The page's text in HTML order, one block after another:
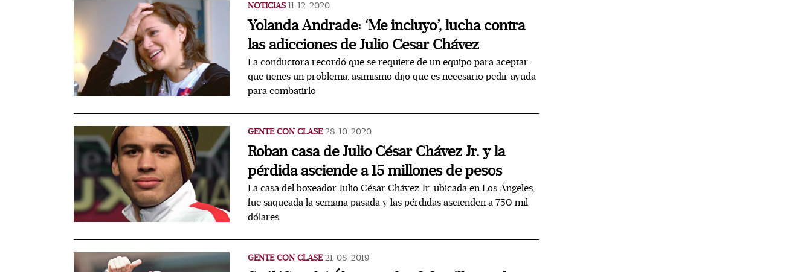
NOTICIAS 11/12/2020
Yolanda Andrade: ‘Me incluyo’, lucha contra
las adicciones de Julio Cesar Chávez
La conductora recordó que se requiere de un equipo para aceptar
que tienes un problema, asimismo dijo que es necesario pedir ayuda
para combatirlo
GENTE CON CLASE 28/10/2020
Roban casa de Julio César Chávez Jr. y la
pérdida asciende a 15 millones de pesos
La casa del boxeador Julio César Chávez Jr. ubicada en Los Ángeles,
fue saqueada la semana pasada y las pérdidas ascienden a 750 mil
dólares
GENTE CON CLASE 21/08/2019